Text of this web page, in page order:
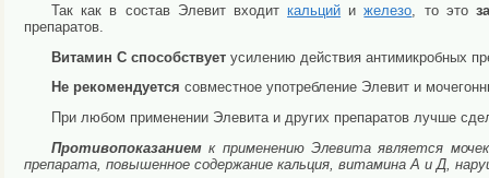
Так как в состав Элевит входиткальций ижелезо , то это
препаратов.
Витамин С способствует усилению действия антимикробных
Не рекомендуется совместное употребление Элевит и
При любом применении Элевита и других препаратов лучше
Противопоказанием к применению Элевита является
препарата, повышенное содержание кальция, витамина А и Д,